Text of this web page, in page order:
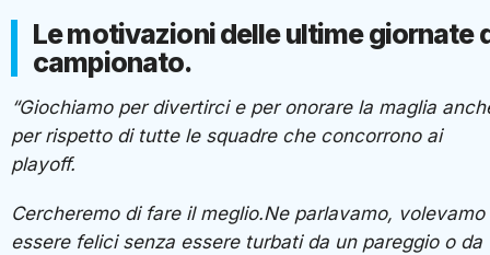
Le motivazioni delle ultime giornate
campionato.
“Giochiamo per divertirci e per onorare la maglia
per rispetto di tutte le squadre che concorrono ai
playoff.
Cercheremo di fare il meglio.Ne parlavamo, volevamo
essere felici senza essere turbati da un pareggio o da